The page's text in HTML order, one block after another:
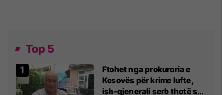
Top 5
Ftohet nga prokuroria e
Kosovës për krime lufte,
ish-gjenerali serb thotë se